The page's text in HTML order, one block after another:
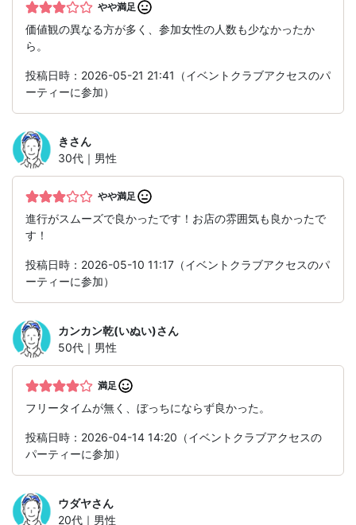
やや満足
価値観の異なる方が多く、参加女性の人数も少なかったか
ら。
投稿日時：2026-05-21 21:41（イベントクラブアクセスのパ
ーティーに参加）
きさん
30代｜男性
やや満足
進行がスムーズで良かったです！お店の雰囲気も良かったで
す！
投稿日時：2026-05-10 11:17（イベントクラブアクセスのパ
ーティーに参加）
カンカン乾(いぬい)さん
50代｜男性
満足
フリータイムが無く、ぼっちにならず良かった。
投稿日時：2026-04-14 14:20（イベントクラブアクセスの
パーティーに参加）
ウダヤさん
20代｜男性